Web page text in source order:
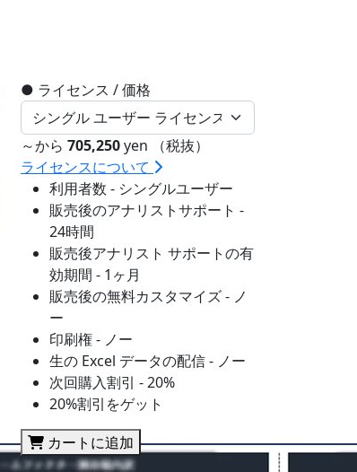
● ライセンス / 価格
～から 705,250yen （税抜）
ライセンスについて
利用者数 - シングルユーザー
販売後のアナリストサポート -
24時間
販売後アナリスト サポートの有
効期間 - 1ヶ月
販売後の無料カスタマイズ - ノ
ー
印刷権 - ノー
生の Excel データの配信 - ノー
次回購入割引 - 20%
20%割引をゲット
カートに追加